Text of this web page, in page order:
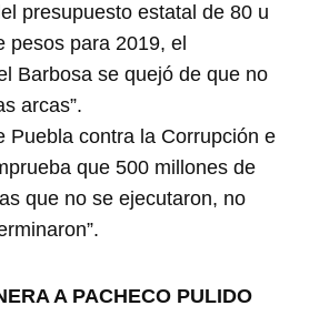
presupuesto estatal de 80 u
pesos para 2019, el
Barbosa se quejó de que no
arcas”.
Puebla contra la Corrupción e
que 500 millones de
que no se ejecutaron, no
A PACHECO PULIDO